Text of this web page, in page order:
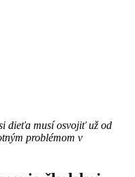
dieťa musí osvojiť už od
problémom v